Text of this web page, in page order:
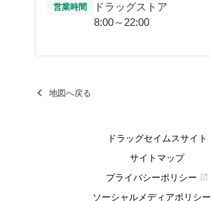
営業時間
ドラッグストア
8:00～22:00
地図へ戻る
ドラッグセイムスサイト
サイトマップ
プライバシーポリシー
open_in_new
ソーシャルメディアポリシー